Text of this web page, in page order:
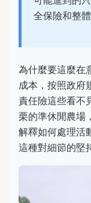
全保險和整
為什麼要這麼在
成本，按照政府
責任險這些看不
栗的準休閒農場
解釋如何處理活
這種對細節的堅